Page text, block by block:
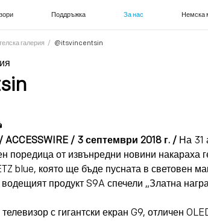
Поддръжка За нас Немска
галерия / @itsvincentsin
/ 3 септември 2018 г. / На 31
поредица от извънредни новини накараха
blue, която ще бъде пусната в световен
водещият продукт S9A спечели „Златна
с гигантски екран G9, отличен